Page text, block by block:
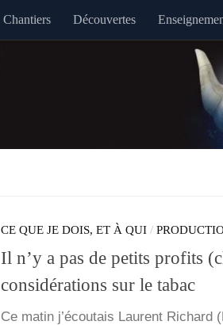
Chantiers Découvertes
CE QUE JE DOIS, ET À QUI /
Il n’y a pas de petits profits
considérations sur le tabac
Ce matin j’é­cou­tais Laurent Richard